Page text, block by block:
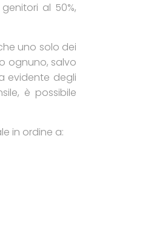
al 50%,
uno solo dei
ognuno, salvo
evidente degli
è possibile
in ordine a: